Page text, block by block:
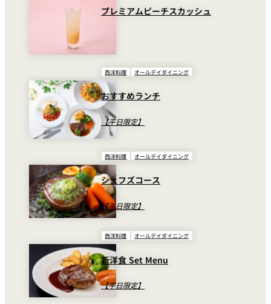
プレミアムピーチスカッシュ
西洋料理 オールデイダイニング
おすすめランチ
【平日限定】
西洋料理 オールデイダイニング
シェフズコース
【平日限定】
西洋料理 オールデイダイニング
新洋食 Set Menu
【平日限定】